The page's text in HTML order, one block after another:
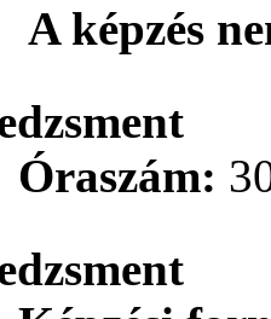
A képzés
Óraszám: